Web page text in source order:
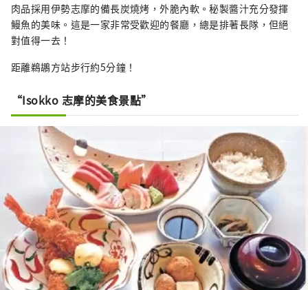
肉品採用伊勢志摩的備長炭燒烤，外脆內軟。秘製醬汁充分發揮
鰻魚的美味。這是一家非常受歡迎的餐廳，總是排著長隊，但絕
對值得一去！
距離鵜鶘方站步行約5分鐘！
“Isokko 志摩的美食景點”